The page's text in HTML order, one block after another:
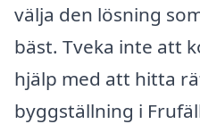
välja den lösning
bäst. Tveka inte att
hjälp med att hitta
byggställning i